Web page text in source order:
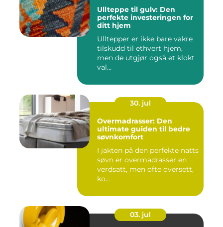
Ullteppe til gulv: Den
perfekte investeringen for
ditt hjem
Ulltepper er ikke bare vakre
tilskudd til ethvert hjem,
men de utgjør også et klokt
val...
30. jul
Overmadrasser: Den
ultimate guiden til bedre
søvnkomfort
I jakten på den perfekte natts
søvn er overmadrasser en
verdsatt, men ofte oversett,
ko...
03. jul